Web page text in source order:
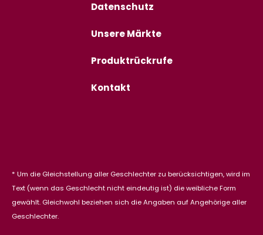
Datenschutz
Unsere Märkte
Produktrückrufe
Kontakt
* Um die Gleichstellung aller Geschlechter zu berücksichtigen, wird im
Text (wenn das Geschlecht nicht eindeutig ist) die weibliche Form
gewählt. Gleichwohl beziehen sich die Angaben auf Angehörige aller
Geschlechter.